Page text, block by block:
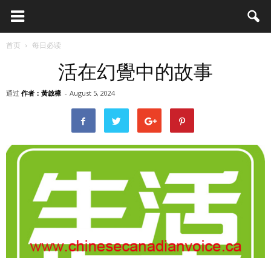
首页 每日必读
活在幻覺中的故事
通过 作者：黃啟樟 - August 5, 2024